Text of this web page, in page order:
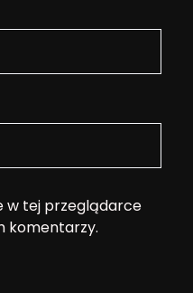
w tej przeglądarce
komentarzy.